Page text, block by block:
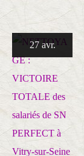
27 avr.